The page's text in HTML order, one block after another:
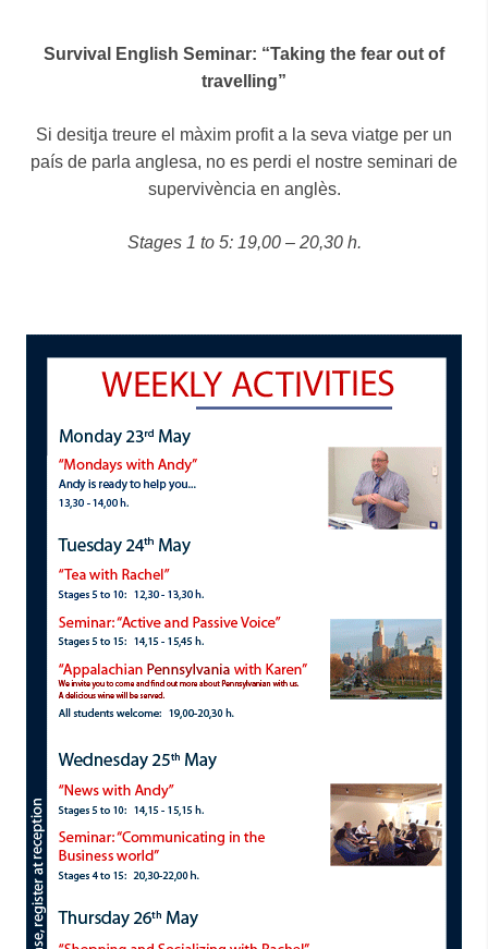
Survival English Seminar: “Taking the fear out of
travelling”
Si desitja treure el màxim profit a la seva viatge per un
país de parla anglesa, no es perdi el nostre seminari de
supervivència en anglès.
Stages 1 to 5: 19,00 – 20,30 h.